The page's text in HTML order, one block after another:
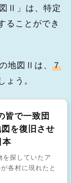
Ⅱ」は、特定
ることができ
地図Ⅱは、 ７
う。
皆で一致団
を復旧させ
本
を探していたア
各村に現れたと